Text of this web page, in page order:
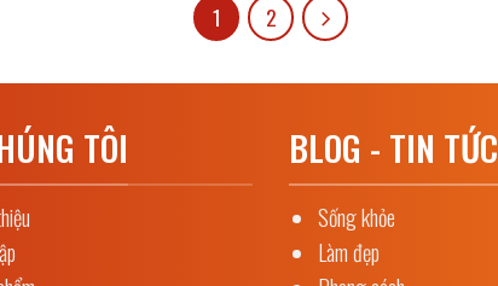
1 2
TÔI BLOG - TIN TỨC
Sống khỏe
Làm đẹp